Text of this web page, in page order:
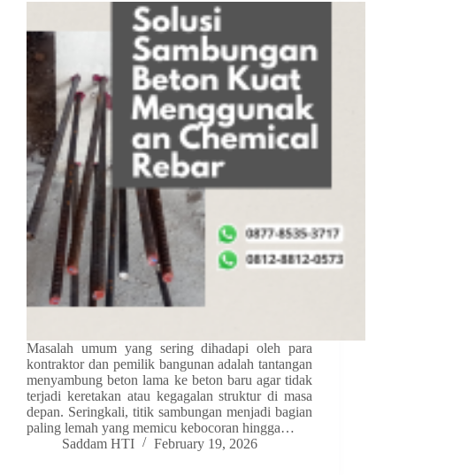
Masalah umum yang sering dihadapi oleh para
kontraktor dan pemilik bangunan adalah tantangan
menyambung beton lama ke beton baru agar tidak
terjadi keretakan atau kegagalan struktur di masa
depan. Seringkali, titik sambungan menjadi bagian
paling lemah yang memicu kebocoran hingga…
Saddam HTI
February 19, 2026